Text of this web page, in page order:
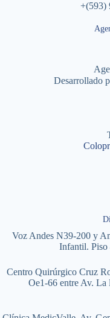
+(593)
Desarrollado
Voz Andes N39-200 y
Infantil. Piso
Centro Quirúrgico Cruz
Oe1-66 entre Av. La